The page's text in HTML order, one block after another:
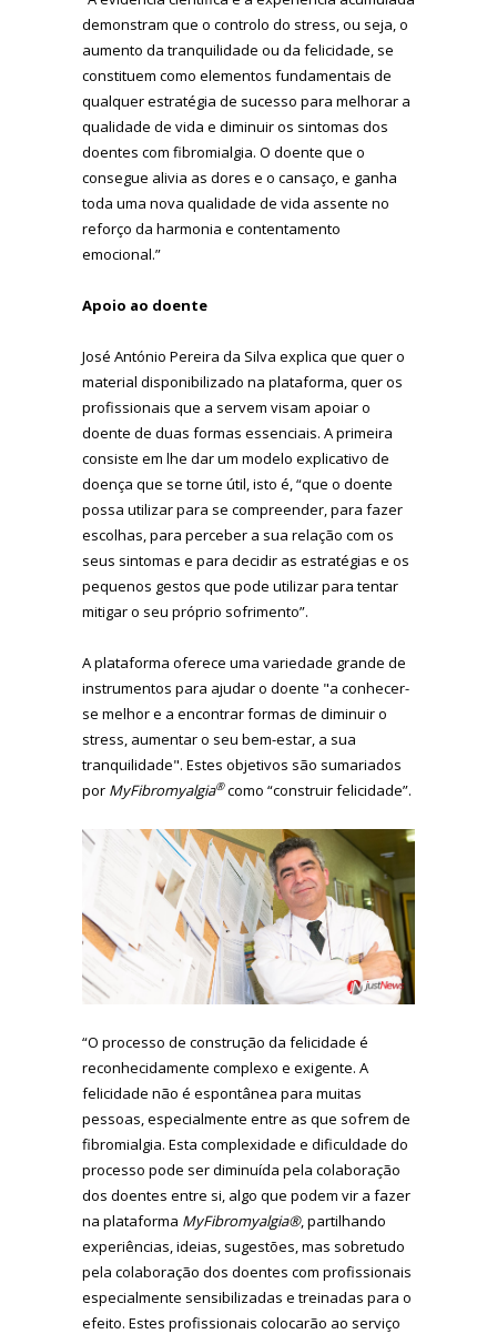
demonstram que o controlo do stress, ou seja, o
aumento da tranquilidade ou da felicidade, se
constituem como elementos fundamentais de
qualquer estratégia de sucesso para melhorar a
qualidade de vida e diminuir os sintomas dos
doentes com fibromialgia. O doente que o
consegue alivia as dores e o cansaço, e ganha
toda uma nova qualidade de vida assente no
reforço da harmonia e contentamento
emocional.”
Apoio ao doente
José António Pereira da Silva explica que quer o
material disponibilizado na plataforma, quer os
profissionais que a servem visam apoiar o
doente de duas formas essenciais. A primeira
consiste em lhe dar um modelo explicativo de
doença que se torne útil, isto é, “que o doente
possa utilizar para se compreender, para fazer
escolhas, para perceber a sua relação com os
seus sintomas e para decidir as estratégias e os
pequenos gestos que pode utilizar para tentar
mitigar o seu próprio sofrimento”.
A plataforma oferece uma variedade grande de
instrumentos para ajudar o doente "a conhecer-
se melhor e a encontrar formas de diminuir o
stress, aumentar o seu bem-estar, a sua
tranquilidade". Estes objetivos são sumariados
por MyFibromyalgia®como “construir felicidade”.
“O processo de construção da felicidade é
reconhecidamente complexo e exigente. A
felicidade não é espontânea para muitas
pessoas, especialmente entre as que sofrem de
fibromialgia. Esta complexidade e dificuldade do
processo pode ser diminuída pela colaboração
dos doentes entre si, algo que podem vir a fazer
na plataforma MyFibromyalgia®, partilhando
experiências, ideias, sugestões, mas sobretudo
pela colaboração dos doentes com profissionais
especialmente sensibilizadas e treinadas para o
efeito. Estes profissionais colocarão ao serviço